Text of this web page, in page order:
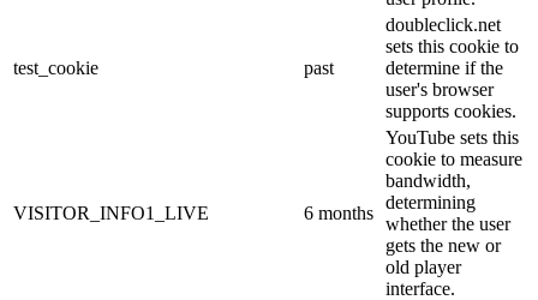
test_cookie past
doubleclick.net
sets this cookie to
determine if the
user's browser
supports cookies.
VISITOR_INFO1_LIVE 6 months
YouTube sets this
cookie to measure
bandwidth,
determining
whether the user
gets the new or
old player
interface.